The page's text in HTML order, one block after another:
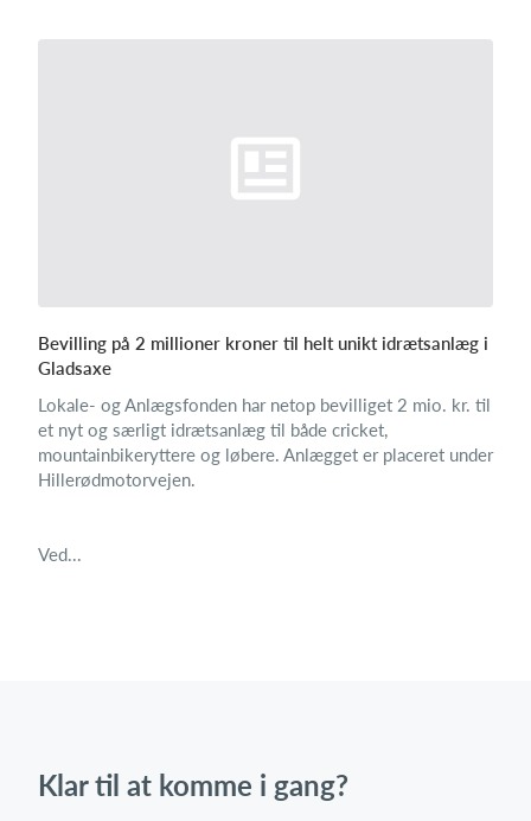
Bevilling på 2 millioner kroner til helt unikt idrætsanlæg i
Gladsaxe
Lokale- og Anlægsfonden har netop bevilliget 2 mio. kr. til
et nyt og særligt idrætsanlæg til både cricket,
mountainbikeryttere og løbere. Anlægget er placeret under
Hillerødmotorvejen.
Ved...
Klar til at komme i gang?